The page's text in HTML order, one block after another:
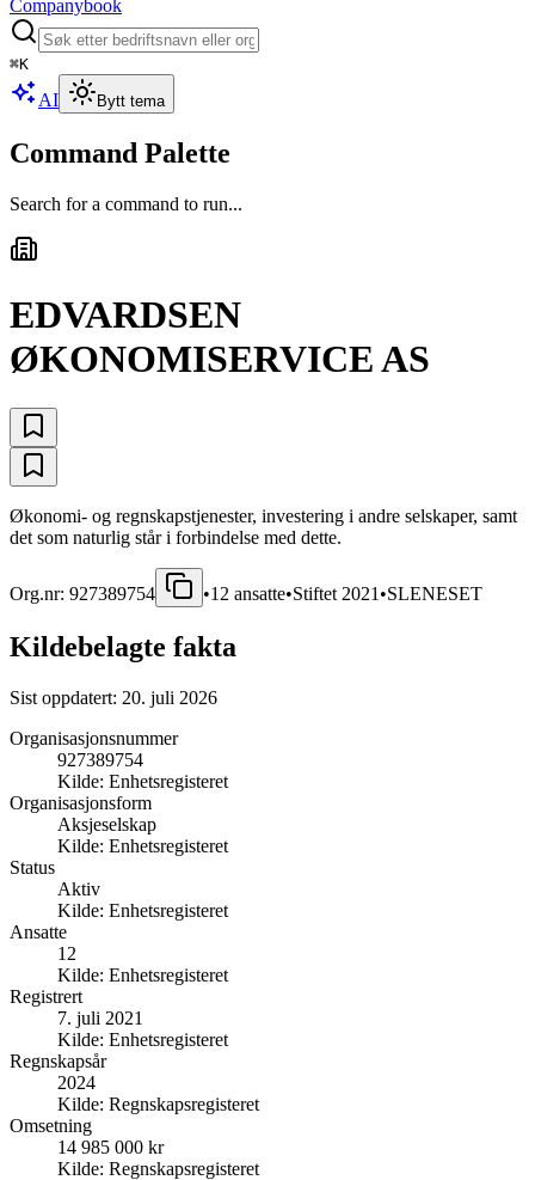
Companybook
⌘K
AI Bytt tema
Command Palette
Search for a command to run...
EDVARDSEN
ØKONOMISERVICE AS
Økonomi- og regnskapstjenester, investering i andre selskaper, samt
det som naturlig står i forbindelse med dette.
Org.nr: 927389754 •12 ansatte•Stiftet 2021 •SLENESET
Kildebelagte fakta
Sist oppdatert: 20. juli 2026
Organisasjonsnummer
927389754
Kilde: Enhetsregisteret
Organisasjonsform
Aksjeselskap
Kilde: Enhetsregisteret
Status
Aktiv
Kilde: Enhetsregisteret
Ansatte
12
Kilde: Enhetsregisteret
Registrert
7. juli 2021
Kilde: Enhetsregisteret
Regnskapsår
2024
Kilde: Regnskapsregisteret
Omsetning
14 985 000 kr
Kilde: Regnskapsregisteret